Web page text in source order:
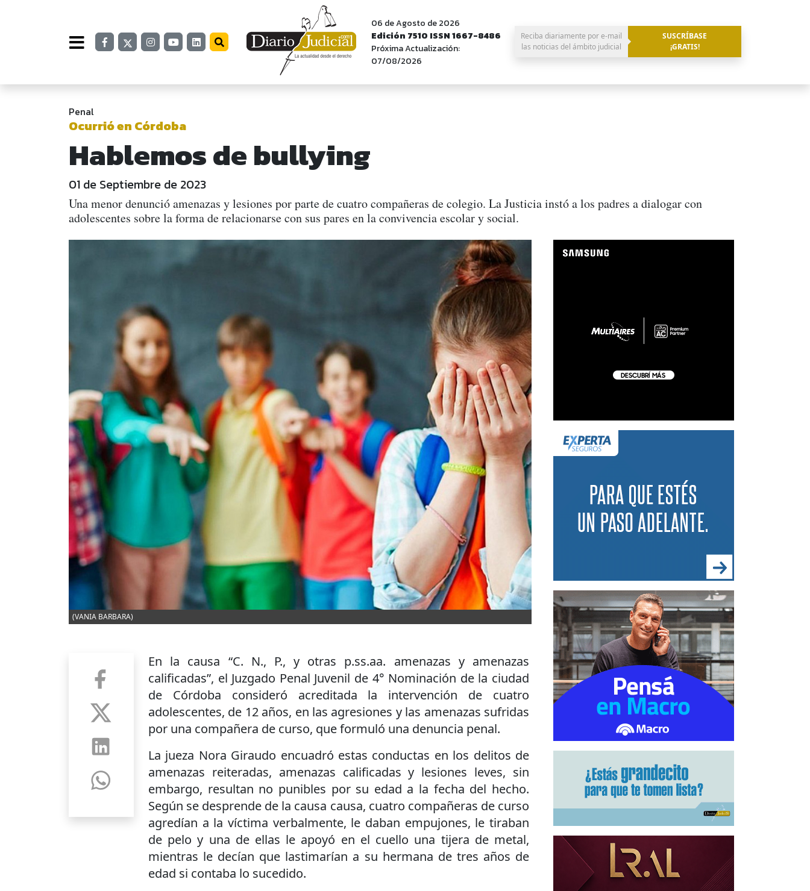
06 de Agosto de 2026
Edición 7510 ISSN 1667-8486
Próxima Actualización:
07/08/2026
Reciba diariamente por e-mail
las noticias del ámbito judicial
SUSCRÍBASE
¡GRATIS!
Penal
Ocurrió en Córdoba
Hablemos de bullying
01 de Septiembre de 2023
Una menor denunció amenazas y lesiones por parte de cuatro compañeras de colegio. La Justicia instó a los padres a dialogar con
adolescentes sobre la forma de relacionarse con sus pares en la convivencia escolar y social.
(VANIA BARBARA)
En la causa “C. N., P., y otras p.ss.aa. amenazas y amenazas
calificadas”, el Juzgado Penal Juvenil de 4° Nominación de la ciudad
de Córdoba consideró acreditada la intervención de cuatro
adolescentes, de 12 años, en las agresiones y las amenazas sufridas
por una compañera de curso, que formuló una denuncia penal.
La jueza Nora Giraudo encuadró estas conductas en los delitos de
amenazas reiteradas, amenazas calificadas y lesiones leves, sin
embargo, resultan no punibles por su edad a la fecha del hecho.
Según se desprende de la causa causa, cuatro compañeras de curso
agredían a la víctima verbalmente, le daban empujones, le tiraban
de pelo y una de ellas le apoyó en el cuello una tijera de metal,
mientras le decían que lastimarían a su hermana de tres años de
edad si contaba lo sucedido.